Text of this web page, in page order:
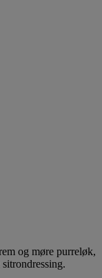
og møre purreløk,